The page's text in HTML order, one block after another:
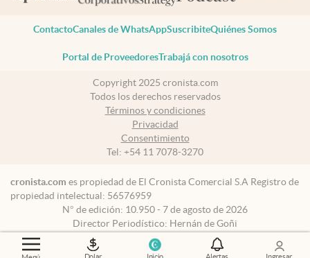
ContactoCanales de WhatsAppSuscribiteQuiénes Somos
Portal de ProveedoresTrabajá con nosotros
Copyright 2025 cronista.com
Todos los derechos reservados
Términos y condiciones
Privacidad
Consentimiento
Tel: +54 11 7078-3270
cronista.com es propiedad de El Cronista Comercial S.A Registro de
propiedad intelectual: 56576959
N° de edición: 10.950 - 7 de agosto de 2026
Director Periodístico: Hernán de Goñi